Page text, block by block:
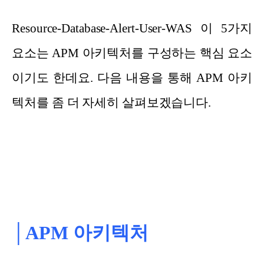
Resource-Database-Alert-User-WAS 이 5가지
요소는 APM 아키텍처를 구성하는 핵심 요소
이기도 한데요. 다음 내용을 통해 APM 아키
텍처를 좀 더 자세히 살펴보겠습니다.
│APM 아키텍처